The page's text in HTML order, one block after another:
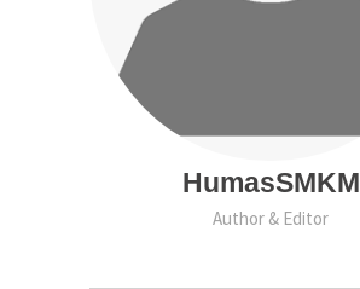
HumasSMKM
Author & Editor